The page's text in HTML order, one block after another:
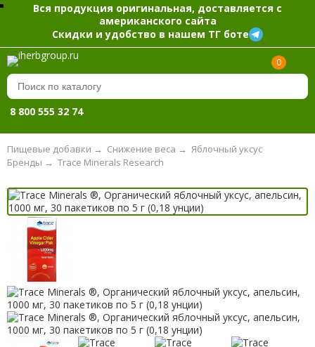
Вся продукция оригинальная, доставляется с
американского сайта
Скидки и удобство в нашем ТГ боте
0
8 800 555 32 74
Пищевые добавки → Снижение веса → Яблочный уксус
Trace Minerals Research
Бренды →